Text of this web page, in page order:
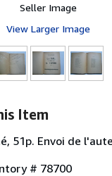
Seller Image
View Larger Image
Item
51p. Envoi de
# 78700